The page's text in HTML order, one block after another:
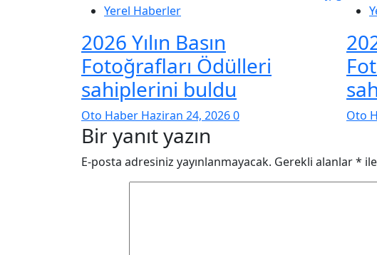
Yerel Haberler
2026 Yılın Basın
Fotoğrafları Ödülleri
sahiplerini buldu
Oto Haber Haziran 24, 20260 Oto
Bir yanıt yazın
E-posta adresiniz yayınlanmayacak. Gerekli alanlar*